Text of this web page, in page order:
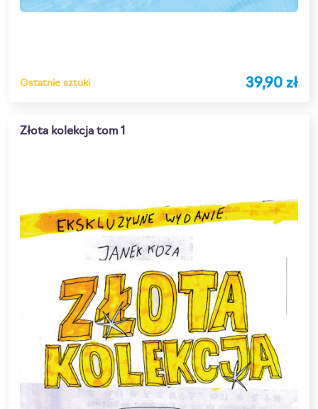
Ostatnie sztuki 39,90 zł
Złota kolekcja tom 1